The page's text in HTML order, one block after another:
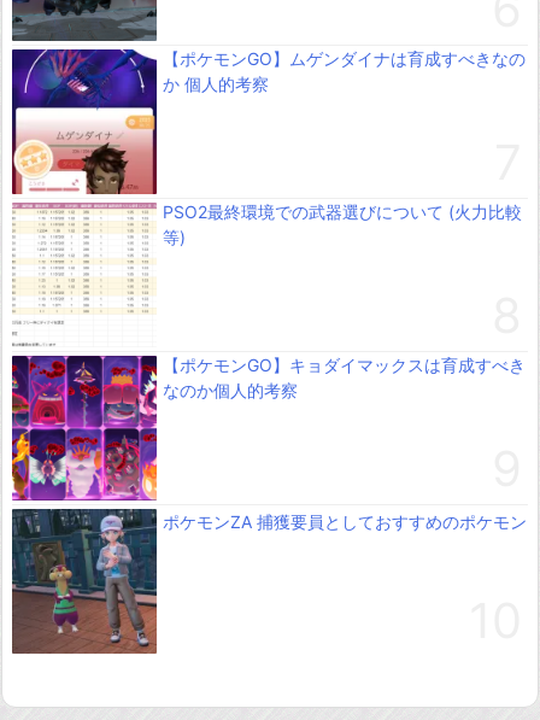
【ポケモンGO】ムゲンダイナは育成すべきなの
か 個人的考察
PSO2最終環境での武器選びについて (火力比較
等)
【ポケモンGO】キョダイマックスは育成すべき
なのか個人的考察
ポケモンZA 捕獲要員としておすすめのポケモン